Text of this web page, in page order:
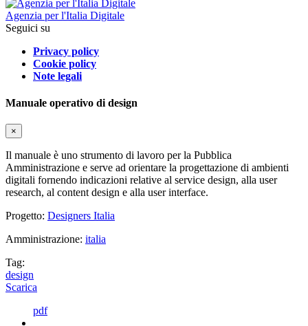
Agenzia per l'Italia Digitale
Seguici su
Privacy policy
Cookie policy
Note legali
Manuale operativo di design
×
Il manuale è uno strumento di lavoro per la Pubblica
Amministrazione e serve ad orientare la progettazione di ambienti
digitali fornendo indicazioni relative al service design, alla user
research, al content design e alla user interface.
Progetto: Designers Italia
Amministrazione: italia
Tag:
design
Scarica
pdf